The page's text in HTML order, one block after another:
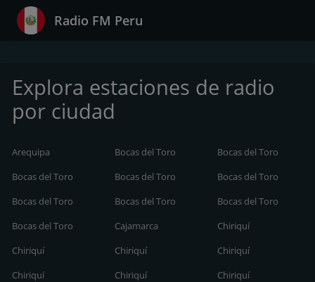
Radio FM Peru
Explora estaciones de radio
por ciudad
Arequipa Bocas del Toro
Bocas del Toro
Bocas del Toro
Bocas del Toro
Bocas del Toro
Bocas del Toro
Bocas del Toro
Bocas del Toro
Bocas del Toro
Cajamarca
Chiriquí
Chiriquí
Chiriquí
Chiriquí
Chiriquí
Chiriquí
Chiriquí